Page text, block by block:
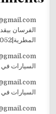
الفرسان
المطرية|01282505052
السيارات في القطامية
السيارات في المعادي 24